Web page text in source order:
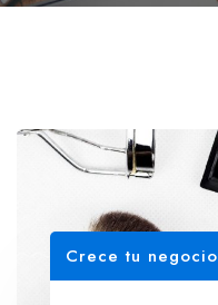
Crece tu negocio